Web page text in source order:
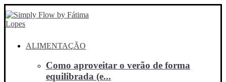
ALIMENTAÇÃO
Como aproveitar o verão de forma
equilibrada (e...